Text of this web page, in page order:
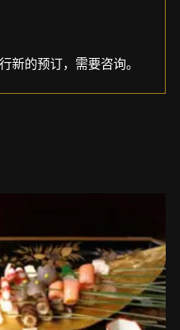
新的预订，需要咨询。